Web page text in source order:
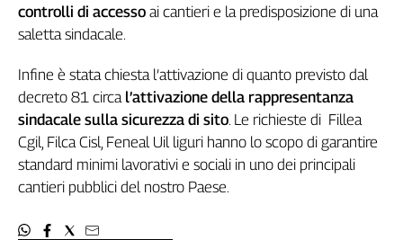
Collettiva
Academy
Collettiva
Play
Collettiva
Talk
La
controlli di accesso ai cantieri e la predisposizione di una
saletta sindacale.
Infine è stata chiesta l’attivazione di quanto previsto dal
decreto 81 circa l’attivazione della rappresentanza
sindacale sulla sicurezza di sito. Le richieste di Fillea
Cgil, Filca Cisl, Feneal Uil liguri hanno lo scopo di garantire
standard minimi lavorativi e sociali in uno dei principali
cantieri pubblici del nostro Paese.